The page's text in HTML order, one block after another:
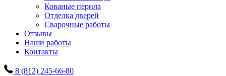
Кованые перила
Отделка дверей
Сварочные работы
Отзывы
Наши работы
Контакты
8 (812) 245-66-80